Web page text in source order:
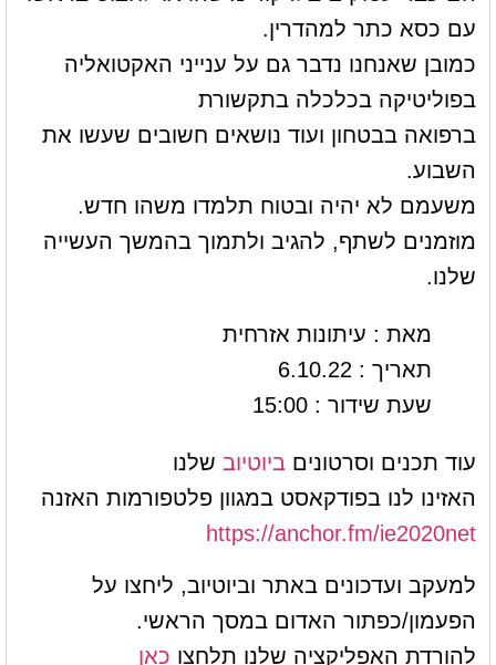
עם כסא כתר למהדרין.
כמובן שאנחנו נדבר גם על ענייני האקטואליה
בפוליטיקה בכלכלה בתקשורת
ברפואה בבטחון ועוד נושאים חשובים שעשו את
השבוע.
משעמם לא יהיה ובטוח תלמדו משהו חדש.
מוזמנים לשתף, להגיב ולתמוך בהמשך העשייה
שלנו.
מאת : עיתונות אזרחית
תאריך : 6.10.22
שעת שידור : 15:00
עוד תכנים וסרטונים ביוטיוב שלנו
האזינו לנו בפודקאסט במגוון פלטפורמות האזנה
https://anchor.fm/ie2020net
למעקב ועדכונים באתר וביוטיוב, ליחצו על
הפעמון/כפתור האדום במסך הראשי.
להורדת האפליקציה שלנו תלחצו כאן